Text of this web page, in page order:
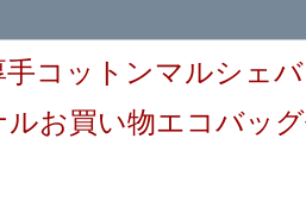
手コットンマルシェ
お買い物エコバッ